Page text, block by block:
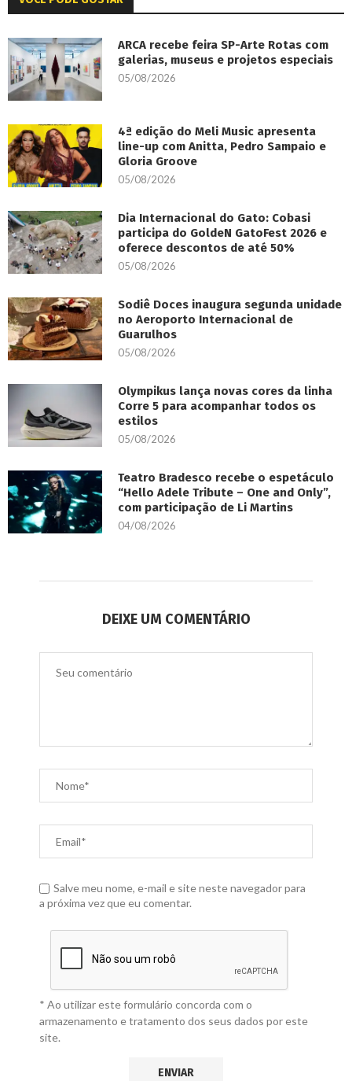
ARCA recebe feira SP-Arte Rotas com
galerias, museus e projetos especiais
05/08/2026
4ª edição do Meli Music apresenta
line-up com Anitta, Pedro Sampaio e
Gloria Groove
05/08/2026
Dia Internacional do Gato: Cobasi
participa do GoldeN GatoFest 2026 e
oferece descontos de até 50%
05/08/2026
Sodiê Doces inaugura segunda unidade
no Aeroporto Internacional de
Guarulhos
05/08/2026
Olympikus lança novas cores da linha
Corre 5 para acompanhar todos os
estilos
05/08/2026
Teatro Bradesco recebe o espetáculo
“Hello Adele Tribute – One and Only”,
com participação de Li Martins
04/08/2026
DEIXE UM COMENTÁRIO
Salve meu nome, e-mail e site neste navegador para
a próxima vez que eu comentar.
* Ao utilizar este formulário concorda com o
armazenamento e tratamento dos seus dados por este
site.